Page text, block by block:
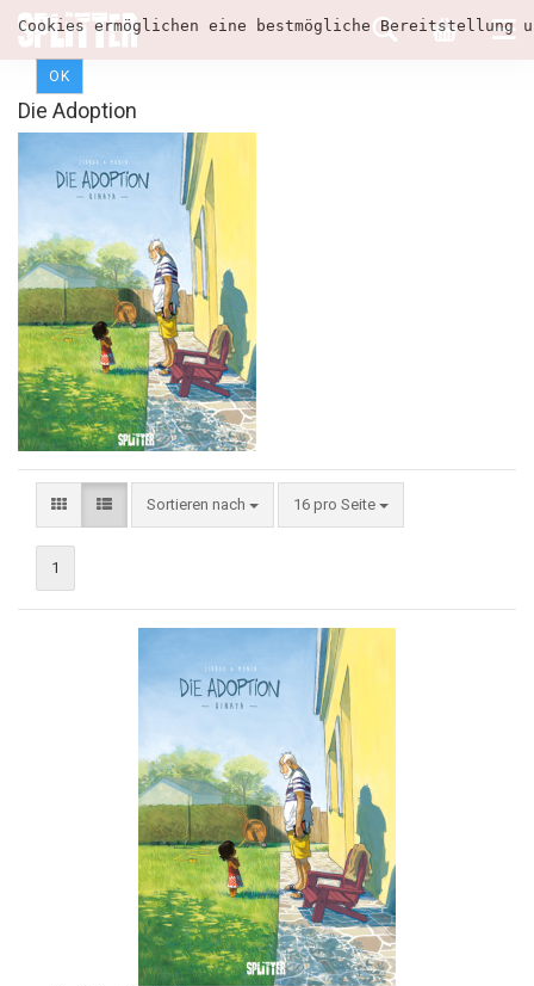
Cookies ermöglichen eine bestmögliche
OK
Die Adoption
Sortieren nach 16 pro Seite
1